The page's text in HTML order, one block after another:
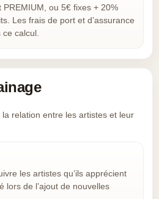
ou 5€ fixes + 20%
Les frais de port et d’assurance
calcul.
relation entre les artistes et leur
les artistes qu’ils apprécient
lors de l’ajout de nouvelles